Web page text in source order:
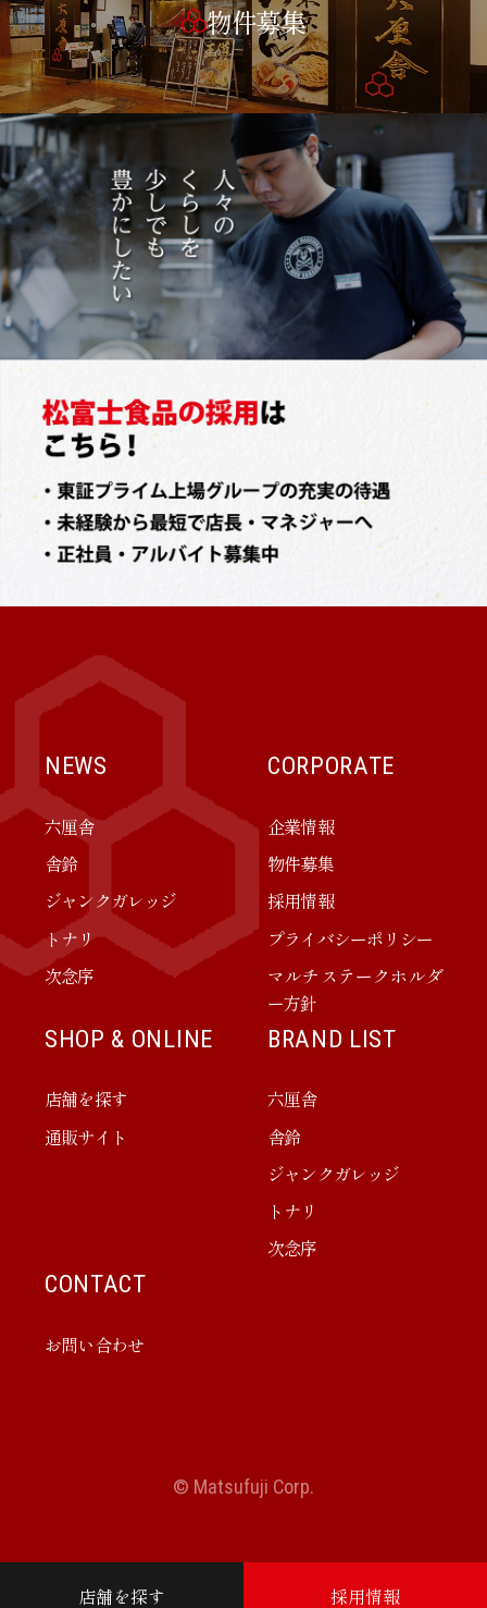
店舗を探す 採用情報
物件募集
NEWS
六厘舎
舎鈴
ジャンクガレッジ
トナリ
次念序
CORPORATE
企業情報
物件募集
採用情報
プライバシーポリシー
マルチステークホルダ
ー方針
SHOP & ONLINE
店舗を探す
通販サイト
BRAND LIST
六厘舎
舎鈴
ジャンクガレッジ
トナリ
次念序
CONTACT
お問い合わせ
© Matsufuji Corp.